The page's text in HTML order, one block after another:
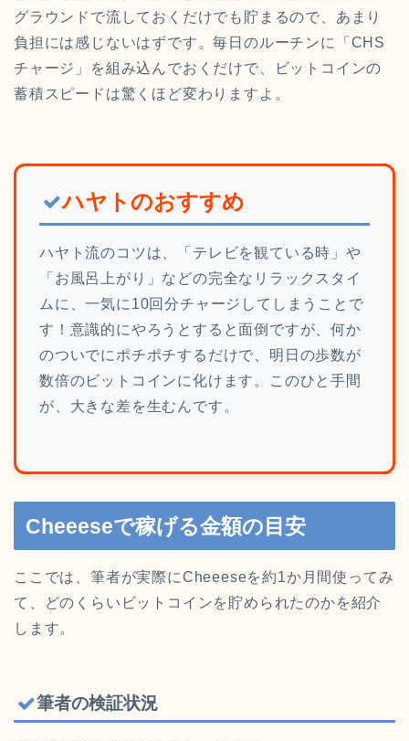
グラウンドで流しておくだけでも貯まるので、あまり
負担には感じないはずです。毎日のルーチンに「CHS
チャージ」を組み込んでおくだけで、ビットコインの
蓄積スピードは驚くほど変わりますよ。
ハヤトのおすすめ
ハヤト流のコツは、「テレビを観ている時」や
「お風呂上がり」などの完全なリラックスタイ
ムに、一気に10回分チャージしてしまうことで
す！意識的にやろうとすると面倒ですが、何か
のついでにポチポチするだけで、明日の歩数が
数倍のビットコインに化けます。このひと手間
が、大きな差を生むんです。
Cheeeseで稼げる金額の目安
ここでは、筆者が実際にCheeeseを約1か月間使ってみ
て、どのくらいビットコインを貯められたのかを紹介
します。
筆者の検証状況